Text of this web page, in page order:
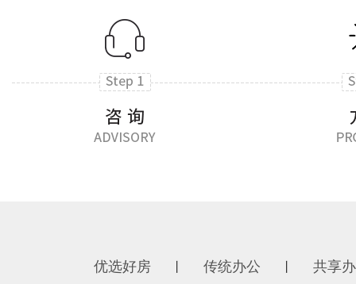
优选好房 传统办公 共享